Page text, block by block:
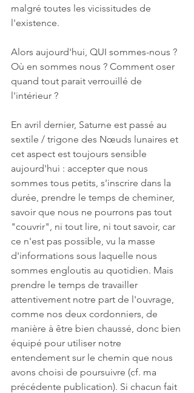
malgré toutes les vicissitudes de
l'existence.
Alors aujourd'hui, QUI sommes-nous ?
Où en sommes nous ? Comment oser
quand tout parait verrouillé de
l'intérieur ?
En avril dernier, Saturne est passé au
sextile / trigone des Nœuds lunaires et
cet aspect est toujours sensible
aujourd'hui : accepter que nous
sommes tous petits, s'inscrire dans la
durée, prendre le temps de cheminer,
savoir que nous ne pourrons pas tout
"couvrir", ni tout lire, ni tout savoir, car
ce n'est pas possible, vu la masse
d'informations sous laquelle nous
sommes engloutis au quotidien. Mais
prendre le temps de travailler
attentivement notre part de l'ouvrage,
comme nos deux cordonniers, de
manière à être bien chaussé, donc bien
équipé pour utiliser notre
entendement sur le chemin que nous
avons choisi de poursuivre (cf. ma
précédente publication). Si chacun fait